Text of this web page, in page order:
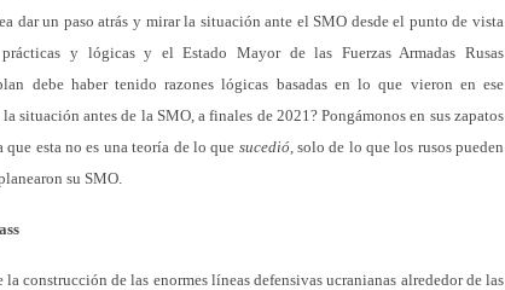
dar un paso atrás y mirar la situación ante el SMO desde el punto de vista
y lógicas y el Estado Mayor de las Fuerzas Armadas Rusas
debe haber tenido razones lógicas basadas en lo que vieron en ese
situación antes de la SMO, a finales de 2021? Pongámonos en sus zapatos
esta no es una teoría de lo que sucedió, solo de lo que los rusos pueden
su SMO.
construcción de las enormes líneas defensivas ucranianas alrededor de las